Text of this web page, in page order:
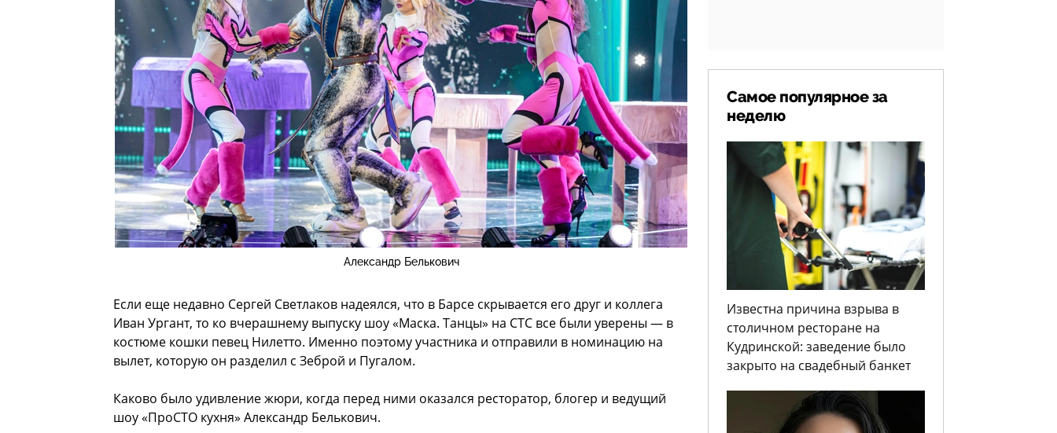
Александр Белькович
Если еще недавно Сергей Светлаков надеялся, что в Барсе скрывается его друг и коллега
Иван Ургант, то ко вчерашнему выпуску шоу «Маска. Танцы» на СТС все были уверены — в
костюме кошки певец Нилетто. Именно поэтому участника и отправили в номинацию на
вылет, которую он разделил с Зеброй и Пугалом.
Каково было удивление жюри, когда перед ними оказался ресторатор, блогер и ведущий
шоу «ПроСТО кухня» Александр Белькович.
Самое популярное за
неделю
Известна причина взрыва в
столичном ресторане на
Кудринской: заведение было
закрыто на свадебный банкет